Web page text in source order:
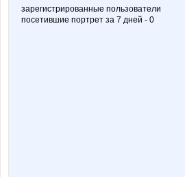
зарегистрированные пользователи
посетившие портрет за 7 дней - 0